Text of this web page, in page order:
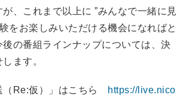
、これまで以上に ”みんなで一緒に見
をお楽しみいただける機会になればと
の番組ラインナップについては、決
ます。
（Re:仮）」はこちら
https://live.nico